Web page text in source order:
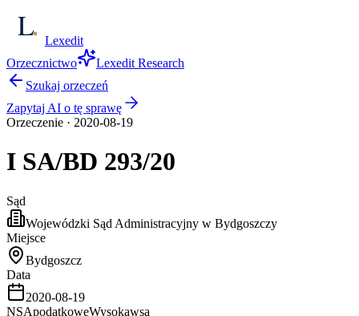
Lexedit
Orzecznictwo
Lexedit Research
Szukaj orzeczeń
Zapytaj AI o tę sprawę
Orzeczenie · 2020-08-19
I SA/BD 293/20
Sąd
Wojewódzki Sąd Administracyjny w Bydgoszczy
Miejsce
Bydgoszcz
Data
2020-08-19
NSApodatkoweWysokawsa